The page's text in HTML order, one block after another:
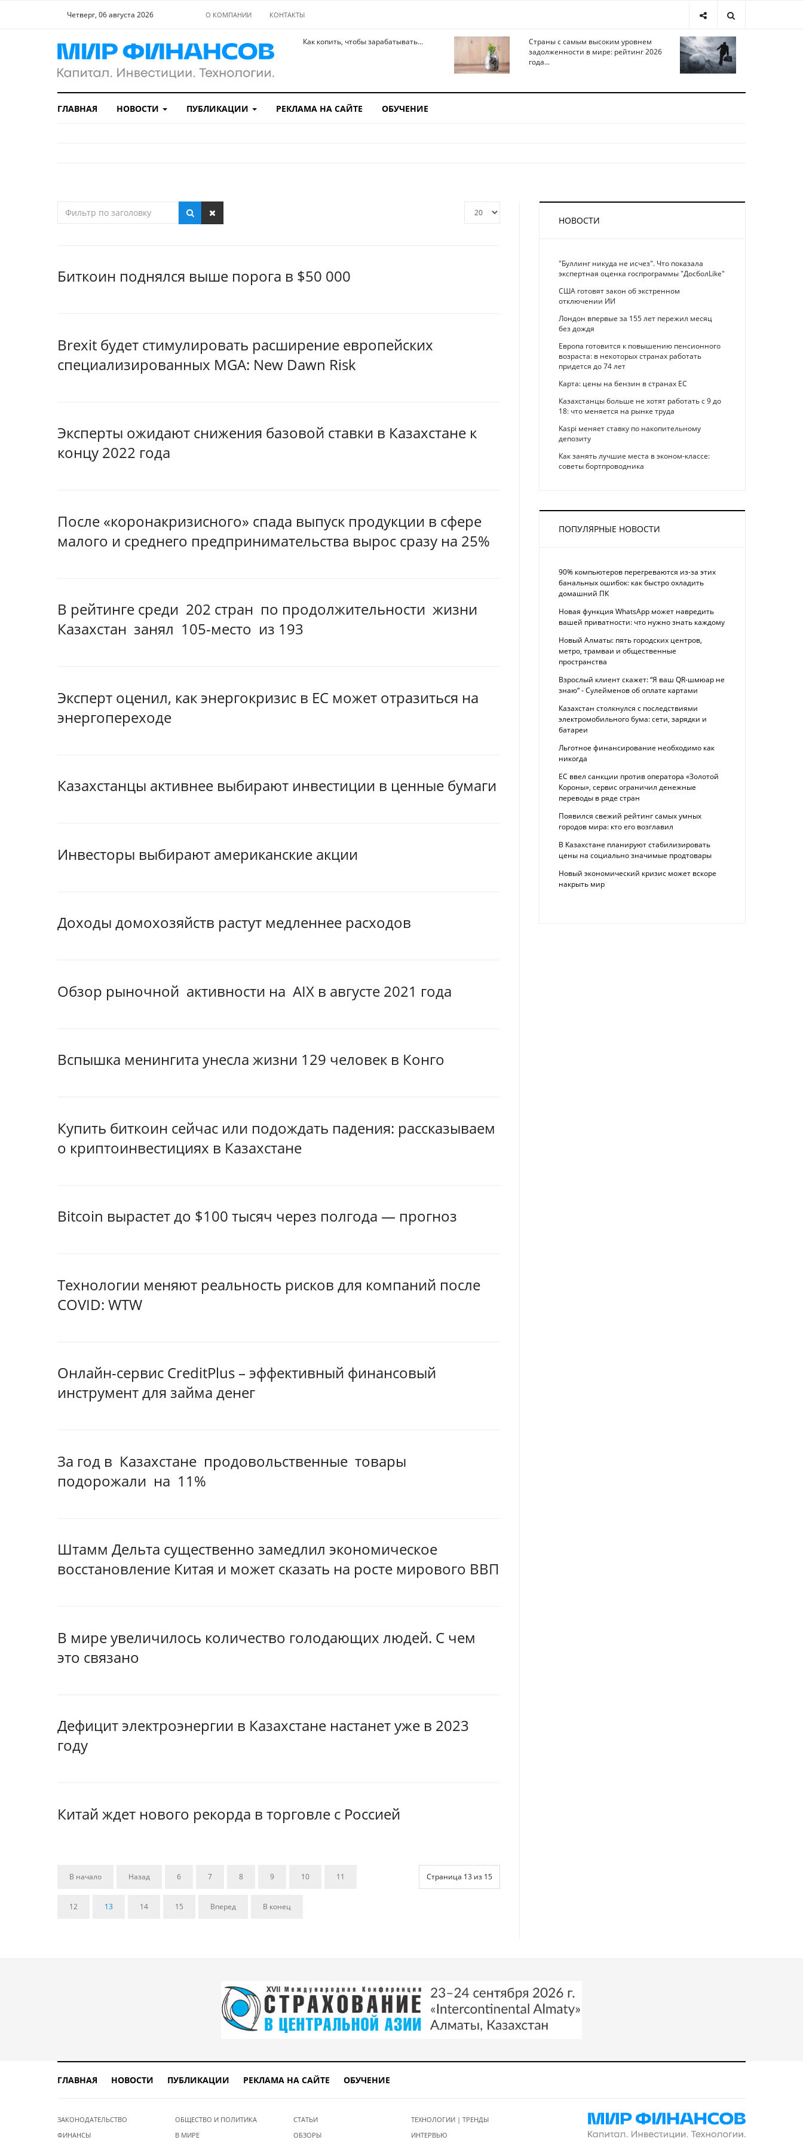
Четверг, 06 августа 2026 О КОМПАНИИ КОНТАКТЫ
Как копить, чтобы зарабатывать...
Страны с самым высоким уровнем
задолженности в мире: рейтинг 2026
года...
ГЛАВНАЯ НОВОСТИ ПУБЛИКАЦИИ РЕКЛАМА НА САЙТЕ ОБУЧЕНИЕ
Биткоин поднялся выше порога в $50 000
Brexit будет стимулировать расширение европейских
специализированных MGA: New Dawn Risk
Эксперты ожидают снижения базовой ставки в Казахстане к
концу 2022 года
После «коронакризисного» спада выпуск продукции в сфере
малого и среднего предпринимательства вырос сразу на 25%
В рейтинге среди 202 стран по продолжительности жизни
Казахстан занял 105-место из 193
Эксперт оценил, как энергокризис в ЕС может отразиться на
энергопереходе
Казахстанцы активнее выбирают инвестиции в ценные бумаги
Инвесторы выбирают американские акции
Доходы домохозяйств растут медленнее расходов
Обзор рыночной активности на AIX в августе 2021 года
Вспышка менингита унесла жизни 129 человек в Конго
Купить биткоин сейчас или подождать падения: рассказываем
о криптоинвестициях в Казахстане
Bitcoin вырастет до $100 тысяч через полгода — прогноз
Технологии меняют реальность рисков для компаний после
COVID: WTW
Онлайн-сервис CreditPlus – эффективный финансовый
инструмент для займа денег
За год в Казахстане продовольственные товары
подорожали на 11%
Штамм Дельта существенно замедлил экономическое
восстановление Китая и может сказать на росте мирового ВВП
В мире увеличилось количество голодающих людей. С чем
это связано
Дефицит электроэнергии в Казахстане настанет уже в 2023
году
Китай ждет нового рекорда в торговле с Россией
Страница 13 из 15
В начало Назад 6 7 8 9 10 11
12 13 14 15 Вперед В конец
НОВОСТИ
"Буллинг никуда не исчез". Что показала
экспертная оценка госпрограммы "ДосболLike"
США готовят закон об экстренном
отключении ИИ
Лондон впервые за 155 лет пережил месяц
без дождя
Европа готовится к повышению пенсионного
возраста: в некоторых странах работать
придется до 74 лет
Карта: цены на бензин в странах ЕС
Казахстанцы больше не хотят работать с 9 до
18: что меняется на рынке труда
Kaspi меняет ставку по накопительному
депозиту
Как занять лучшие места в эконом-классе:
советы бортпроводника
ПОПУЛЯРНЫЕ НОВОСТИ
90% компьютеров перегреваются из-за этих
банальных ошибок: как быстро охладить
домашний ПК
Новая функция WhatsApp может навредить
вашей приватности: что нужно знать каждому
Новый Алматы: пять городских центров,
метро, трамваи и общественные
пространства
Взрослый клиент скажет: “Я ваш QR-шмюар не
знаю“ - Сулейменов об оплате картами
Казахстан столкнулся с последствиями
электромобильного бума: сети, зарядки и
батареи
Льготное финансирование необходимо как
никогда
ЕС ввел санкции против оператора «Золотой
Короны», сервис ограничил денежные
переводы в ряде стран
Появился свежий рейтинг самых умных
городов мира: кто его возглавил
В Казахстане планируют стабилизировать
цены на социально значимые продтовары
Новый экономический кризис может вскоре
накрыть мир
ГЛАВНАЯ НОВОСТИ ПУБЛИКАЦИИ РЕКЛАМА НА САЙТЕ ОБУЧЕНИЕ
ЗАКОНОДАТЕЛЬСТВО
ФИНАНСЫ
ОБЩЕСТВО И ПОЛИТИКА
В МИРЕ
СТАТЬИ
ОБЗОРЫ
ТЕХНОЛОГИИ | ТРЕНДЫ
ИНТЕРВЬЮ